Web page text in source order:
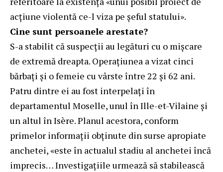
acțiune violentă ce-l viza pe șeful statului».
Cine sunt persoanele arestate?
S-a stabilit că suspecții au legături cu o mișcare
de extremă dreapta. Operațiunea a vizat cinci
bărbați și o femeie cu vârste între 22 și 62 ani.
Patru dintre ei au fost interpelați în
departamentul Moselle, unul în Ille-et-Vilaine și
un altul în Isère. Planul acestora, conform
primelor informații obținute din surse apropiate
anchetei, «este în actualul stadiu al anchetei încă
imprecis… Investigațiile urmează să stabilească